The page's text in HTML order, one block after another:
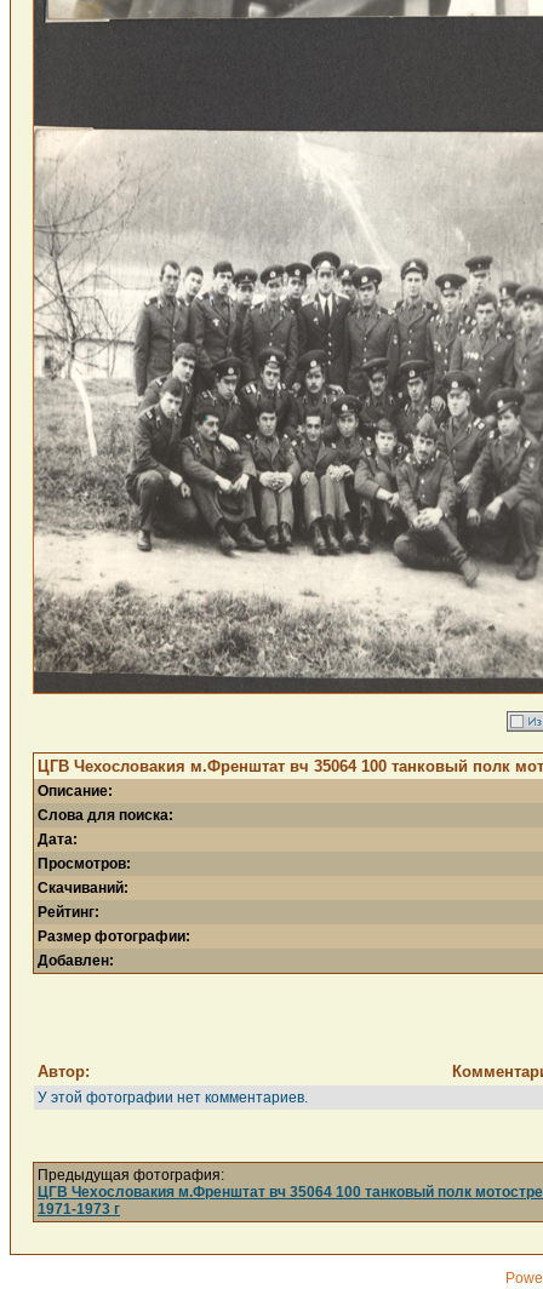
ЦГВ Чехословакия м.Френштат вч 35064 100 танковый полк
Описание:
Слова для поиска:
Дата:
Просмотров:
Скачиваний:
Рейтинг:
Размер фотографии:
Добавлен:
Автор:
У этой фотографии нет комментариев.
Предыдущая фотография:
ЦГВ Чехословакия м.Френштат вч 35064 100 танковый полк
1971-1973 г